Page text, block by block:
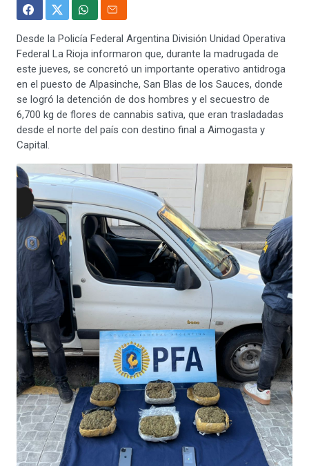
Desde la Policía Federal Argentina División Unidad Operativa
Federal La Rioja informaron que, durante la madrugada de
este jueves, se concretó un importante operativo antidroga
en el puesto de Alpasinche, San Blas de los Sauces, donde
se logró la detención de dos hombres y el secuestro de
6,700 kg de flores de cannabis sativa, que eran trasladadas
desde el norte del país con destino final a Aimogasta y
Capital.